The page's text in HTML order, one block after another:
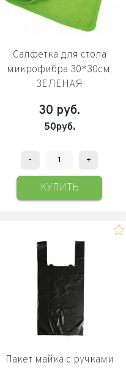
Салфетка для стола
микрофибра 30*30см,
ЗЕЛЕНАЯ
30 руб.
50руб.
- +
КУПИТЬ
Пакет майка с ручками